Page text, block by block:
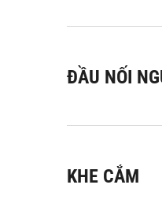
ĐẦU NỐI
KHE CẮM